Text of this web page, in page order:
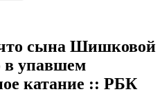
сына Шишковой
в упавшем
катание :: РБК